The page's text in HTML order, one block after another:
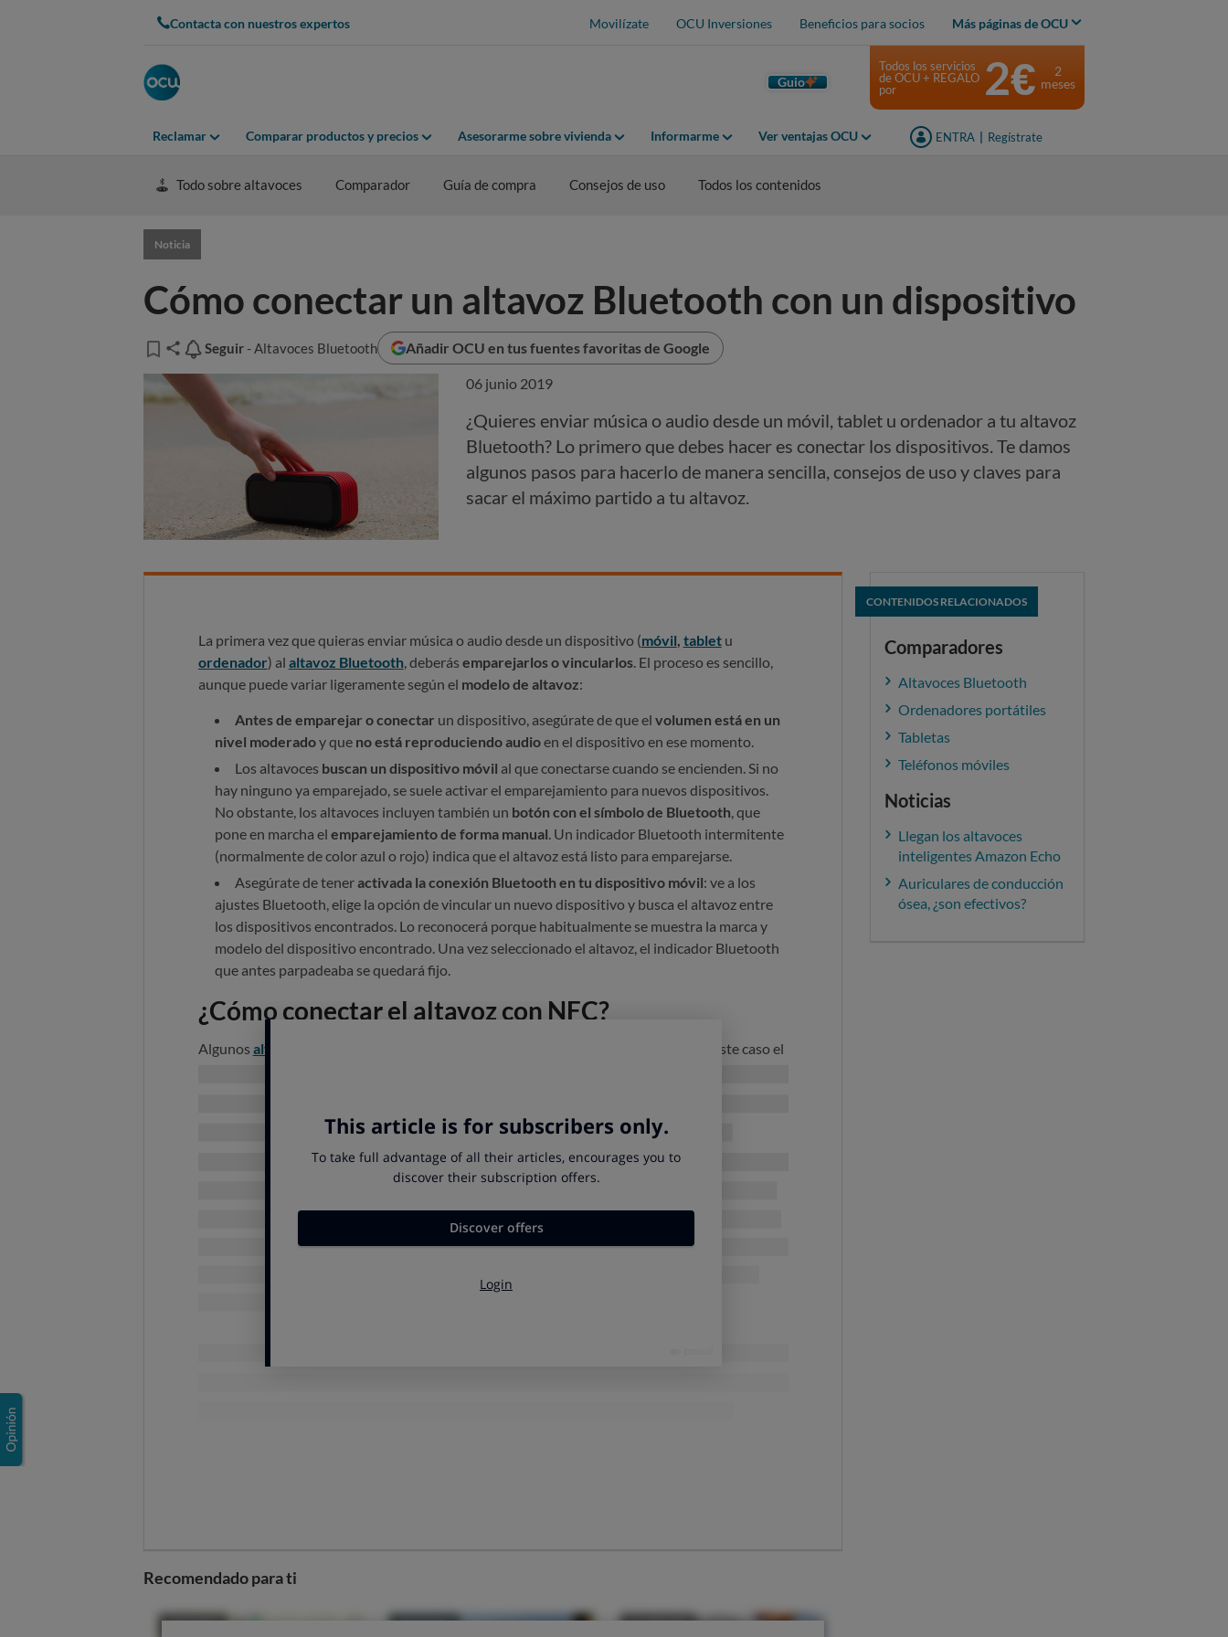
Contacta con nuestros expertos Movilízate OCU Inversiones Beneficios para socios Más páginas de OCU
Guio
Reclamar Comparar productos y precios Asesorarme sobre vivienda Informarme Ver ventajas OCU ENTRA Regístrate
Todos los servicios
de OCU + REGALO
por
2€
2
meses
Todo sobre altavoces Comparador Guía de compra Consejos de uso Todos los contenidos
Noticia
Cómo conectar un altavoz Bluetooth con un dispositivo
Seguir
Seguir - Altavoces Bluetooth Añadir OCU en tus fuentes favoritas de Google
06 junio 2019
¿Quieres enviar música o audio desde un móvil, tablet u ordenador a tu altavoz
Bluetooth? Lo primero que debes hacer es conectar los dispositivos. Te damos
algunos pasos para hacerlo de manera sencilla, consejos de uso y claves para
sacar el máximo partido a tu altavoz.
La primera vez que quieras enviar música o audio desde un dispositivo (móvil tablet u
ordenador) al altavoz Bluetooth, deberás emparejarlos o vincularlos. El proceso es sencillo,
aunque puede variar ligeramente según el modelo de altavoz:
Antes de emparejar o conectar un dispositivo, asegúrate de que el volumen está en un
nivel moderadoy que no está reproduciendo audioen el dispositivo en ese momento.
Los altavoces buscan un dispositivo móvil al que conectarse cuando se encienden. Si no
hay ninguno ya emparejado, se suele activar el emparejamiento para nuevos dispositivos.
No obstante, los altavoces incluyen también un botón con el símbolo de Bluetooth , que
pone en marcha el emparejamiento de forma manual . Un indicador Bluetooth intermitente
(normalmente de color azul o rojo) indica que el altavoz está listo para emparejarse.
Asegúrate de teneractivada la conexión Bluetooth en tu dispositivo móvil: ve a los
ajustes Bluetooth, elige la opción de vincular un nuevo dispositivo y busca el altavoz entre
los dispositivos encontrados. Lo reconocerá porque habitualmente se muestra la marca y
modelo del dispositivo encontrado. Una vez seleccionado el altavoz, el indicador Bluetooth
que antes parpadeaba se quedará fijo.
¿Cómo conectar el altavoz con NFC?
Algunos altavoces
. En este caso el
Deberás consultar la guía de usuario para saber dónde seubica y cómo se reconoce el área de
. Este mismo proceso de toque sirve también para desconectar y conectar el dispositivo
Detalles a tener en cuenta para conectar altavoz
bluetooth
número máximo de dispositivos emparejados
corriente si la batería está agotada. No olvides apagar el altavoz cuando termines de usarlo
para evitar que se agote la batería antes de tiempo.
Recomendado para ti
CONTENIDOS RELACIONADOS
Comparadores
Altavoces Bluetooth
Ordenadores portátiles
Tabletas
Teléfonos móviles
Noticias
Llegan los altavoces
inteligentes Amazon Echo
Auriculares de conducción
ósea, ¿son efectivos?